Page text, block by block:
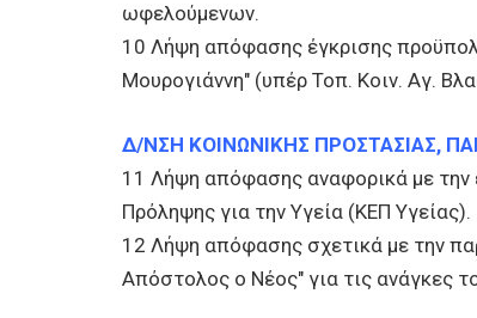
ωφελούμενων.
10 Λήψη απόφασης έγκρισης
Μουρογιάννη" (υπέρ Τοπ. Κοιν. Αγ.
Δ/ΝΣΗ ΚΟΙΝΩΝΙΚΗΣ ΠΡΟΣΤΑΣΙΑΣ,
11 Λήψη απόφασης αναφορικά με την
Πρόληψης για την Υγεία (ΚΕΠ Υγείας).
12 Λήψη απόφασης σχετικά με την
Απόστολος ο Νέος" για τις ανάγκες